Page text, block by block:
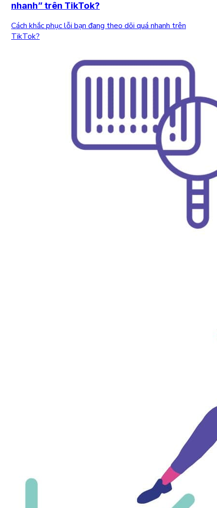
nhanh” trên TikTok?
Cách khắc phục lỗi bạn đang theo dõi quá nhanh trên
TikTok?